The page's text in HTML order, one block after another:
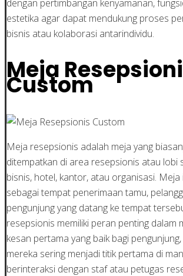
dengan pertimbangan kenyamanan,
estetika agar dapat mendukung proses
bisnis atau kolaborasi antarindividu.
Meja
Custom
Meja resepsionis adalah meja yang
ditempatkan di area resepsionis atau lobi
bisnis, hotel, kantor, atau organisasi.
sebagai tempat penerimaan tamu,
pengunjung yang datang ke tempat
resepsionis memiliki peran penting dalam
kesan pertama yang baik bagi
mereka sering menjadi titik pertama di
berinteraksi dengan staf atau petugas